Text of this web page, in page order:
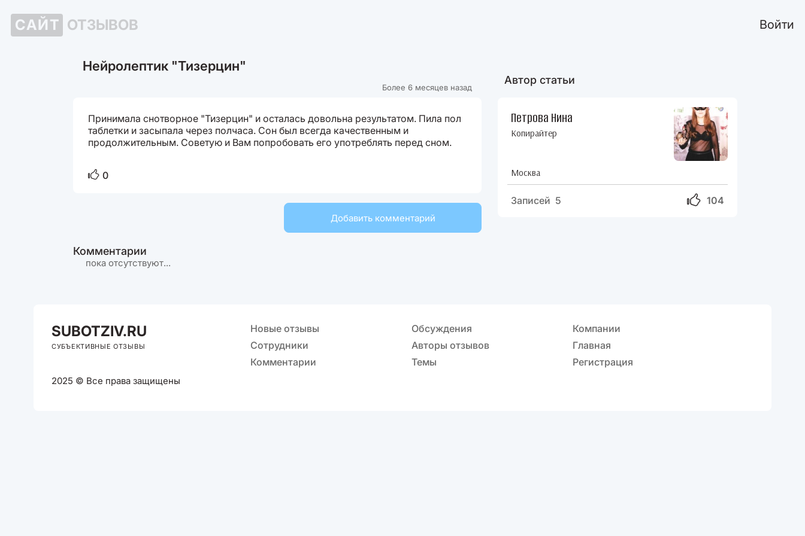
САЙТ ОТЗЫВОВ Войти
Нейролептик "Тизерцин"
Более 6 месяцев назад
Принимала снотворное "Тизерцин" и осталась довольна результатом. Пила пол
таблетки и засыпала через полчаса. Сон был всегда качественным и
продолжительным. Советую и Вам попробовать его употреблять перед сном.
0
Добавить комментарий
Комментарии
пока отсутствуют...
Автор статьи
Петрова Нина
Копирайтер
Москва
104
Записей 5
SUBOTZIV.RU
СУБЪЕКТИВНЫЕ ОТЗЫВЫ
2025 © Все права защищены
Новые отзывы Обсуждения
Компании
Сотрудники
Авторы отзывов
Главная
Комментарии
Темы Регистрация